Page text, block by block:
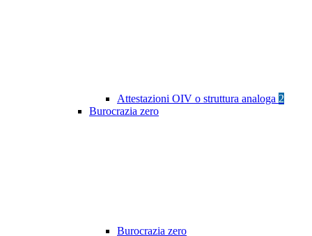
Attestazioni OIV o struttura analoga 2
Burocrazia zero
Burocrazia zero